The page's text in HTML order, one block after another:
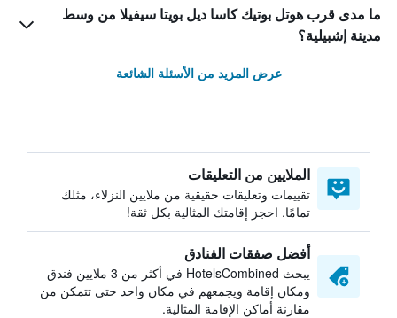
ما مدى قرب هوتل بوتيك كاسا ديل بويتا سيفيلا من وسط
مدينة إشبيلية؟
عرض المزيد من الأسئلة الشائعة
الملايين من التعليقات
تقييمات وتعليقات حقيقية من ملايين النزلاء، مثلك
تمامًا. احجز إقامتك المثالية بكل ثقة!
أفضل صفقات الفنادق
يبحث HotelsCombined في أكثر من 3 ملايين فندق
ومكان إقامة ويجمعهم في مكان واحد حتى تتمكن من
مقارنة أماكن الإقامة المثالية.